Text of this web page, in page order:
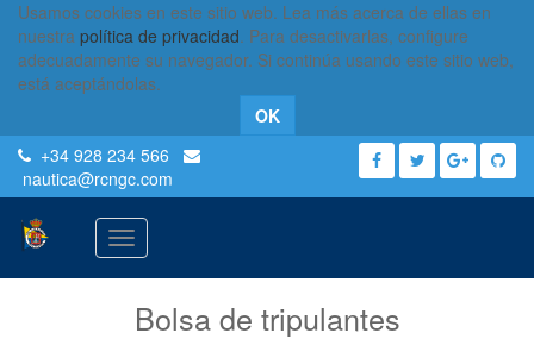
Usamos cookies en este sitio web. Lea más acerca de ellas en
nuestra política de privacidad. Para desactivarlas, configure
adecuadamente su navegador. Si continúa usando este sitio web,
está aceptándolas.
OK
+34 928 234 566
nautica@rcngc.com
Activar
navegación
Bolsa de tripulantes